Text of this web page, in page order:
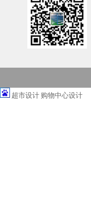
超市设计 购物中心设计